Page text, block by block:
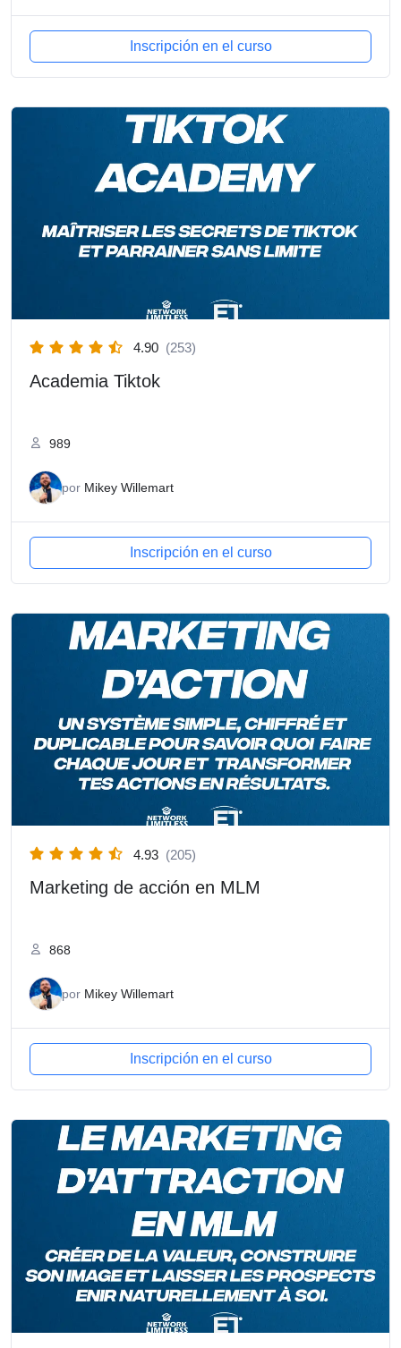
Inscripción en el curso
4.90 (253)
Academia Tiktok
989
por Mikey Willemart
Inscripción en el curso
4.93 (205)
Marketing de acción en MLM
868
por Mikey Willemart
Inscripción en el curso